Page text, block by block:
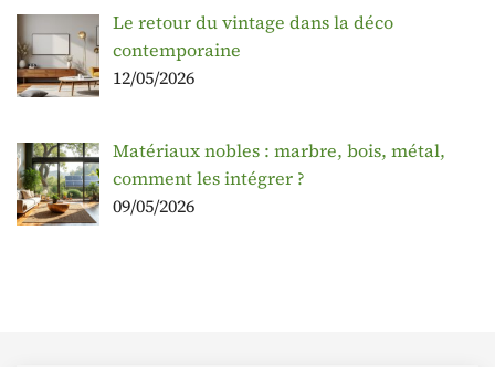
Le retour du vintage dans la déco
contemporaine
12/05/2026
Matériaux nobles : marbre, bois, métal,
comment les intégrer ?
09/05/2026